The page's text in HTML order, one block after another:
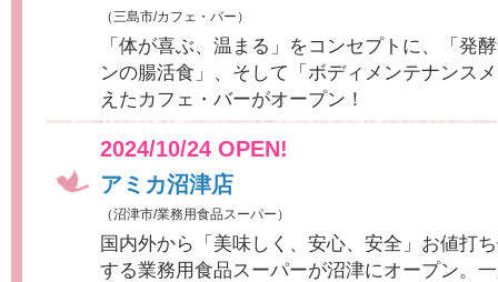
（三島市/カフェ・バー）
「体が喜ぶ、温まる」をコンセプトに、「発
ンの腸活食」、そして「ボディメンテナンス
えたカフェ・バーがオープン！
2024/10/24 OPEN!
アミカ沼津店
（沼津市/業務用食品スーパー）
国内外から「美味しく、安心、安全」お値打
する業務用食品スーパーが沼津にオープン。